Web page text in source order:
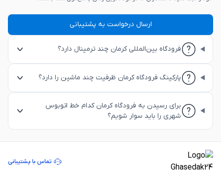
ارسال درخواست به پشتیبانی
فرودگاه بین‌المللی کرمان چند ترمینال دارد؟
پارکینگ فرودگاه کرمان ظرفیت چند ماشین را دارد؟
برای رسیدن به فرودگاه کرمان کدام خط اتوبوس
شهری را باید سوار شویم؟
تماس با پشتیبانی